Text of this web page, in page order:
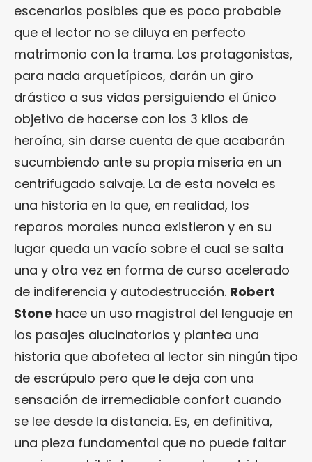
escenarios posibles que es poco probable
que el lector no se diluya en perfecto
matrimonio con la trama. Los protagonistas,
para nada arquetípicos, darán un giro
drástico a sus vidas persiguiendo el único
objetivo de hacerse con los 3 kilos de
heroína, sin darse cuenta de que acabarán
sucumbiendo ante su propia miseria en un
centrifugado salvaje. La de esta novela es
una historia en la que, en realidad, los
reparos morales nunca existieron y en su
lugar queda un vacío sobre el cual se salta
una y otra vez en forma de curso acelerado
de indiferencia y autodestrucción. Robert
Stone hace un uso magistral del lenguaje en
los pasajes alucinatorios y plantea una
historia que abofetea al lector sin ningún tipo
de escrúpulo pero que le deja con una
sensación de irremediable confort cuando
se lee desde la distancia. Es, en definitiva,
una pieza fundamental que no puede faltar